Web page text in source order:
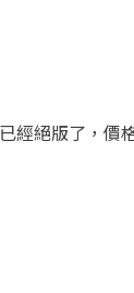
經絕版了，價